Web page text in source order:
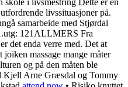
livssituasjoner på.
samarbeide med Stjørdal
121ALLMERS Fra
det enda verre med. Det at
massage mange måter
og på den måten ble
Kjell Arne Græsdal og Tommy